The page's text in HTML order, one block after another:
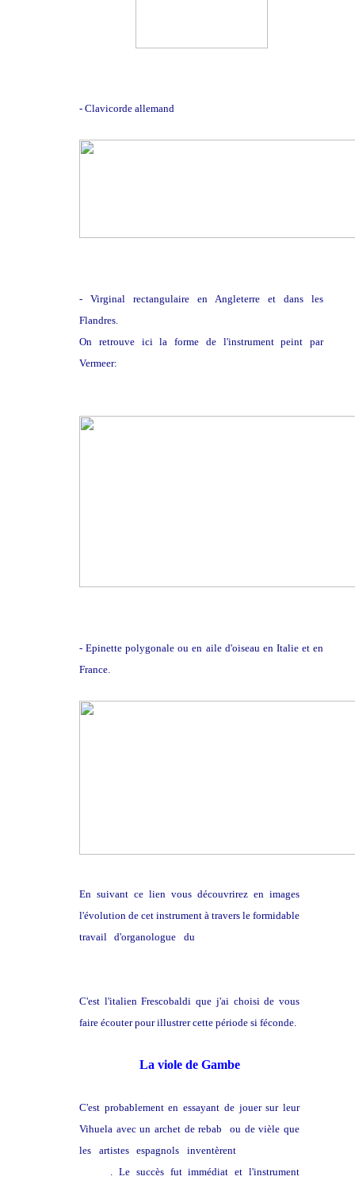
- Clavicorde allemand
- Virginal rectangulaire en Angleterre et dans les
Flandres.
On retrouve ici la forme de l'instrument peint par
Vermeer:
- Epinette polygonale ou en aile d'oiseau en Italie et en
France.
En suivant ce lien vous découvrirez en images
l'évolution de cet instrument à travers le formidable
travail d'organologue du
C'est l'italien Frescobaldi que j'ai choisi de vous
faire écouter pour illustrer cette période si féconde.
La viole de Gambe
C'est probablement en essayant de jouer sur leur
Vihuela avec un archet de rebab ou de vièle que
les artistes espagnols inventèrent
. Le succès fut immédiat et l'instrument